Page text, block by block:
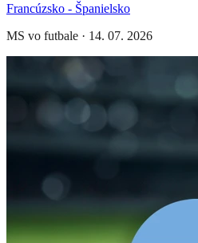
Francúzsko - Španielsko
MS vo futbale · 14. 07. 2026